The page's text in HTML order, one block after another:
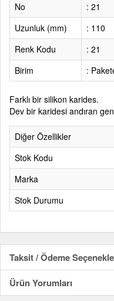
No
: 21
Uzunluk (mm)
: 110
Renk Kodu
: 21
Birim
:
Farklı bir silikon karides.
Dev bir karidesi andıran
Diğer Özellikler
Stok Kodu
Marka
Stok Durumu
Taksit / Ödeme
Ürün Yorumları